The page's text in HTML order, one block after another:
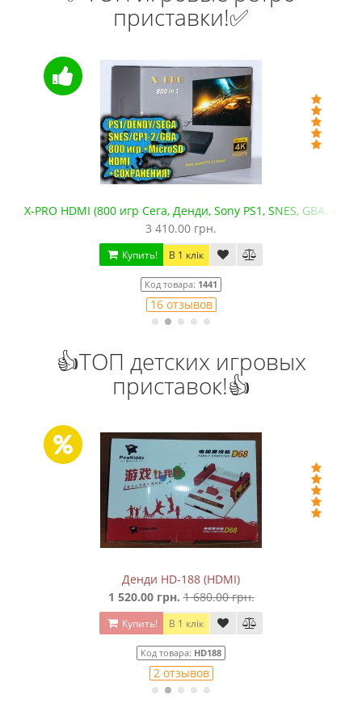
приставки!✅
X-PRO HDMI (800 игр Сега, Денди, Sony PS1, SNES, GBA.
3 410.00 грн.
Купить! В 1 клік
Код товара: 1441
16 отзывов
👍ТОП детских игровых
приставок!👍
Денди HD-188 (HDMI)
1 520.00 грн. 1 680.00 грн.
Купить! В 1 клік
Код товара: HD188
2 отзывов